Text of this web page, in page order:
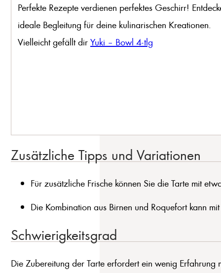
Perfekte Rezepte verdienen perfektes Geschirr!
ideale Begleitung für deine kulinarischen Kreationen.
Vielleicht gefällt dir Yuki – Bowl 4-tlg
Zusätzliche Tipps und Variationen
Für zusätzliche Frische können Sie die Tarte mit
Die Kombination aus Birnen und Roquefort kann
Schwierigkeitsgrad
Die Zubereitung der Tarte erfordert ein wenig